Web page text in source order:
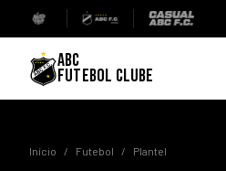
ABC
FUTEBOL CLUBE
Início / Futebol / Plantel